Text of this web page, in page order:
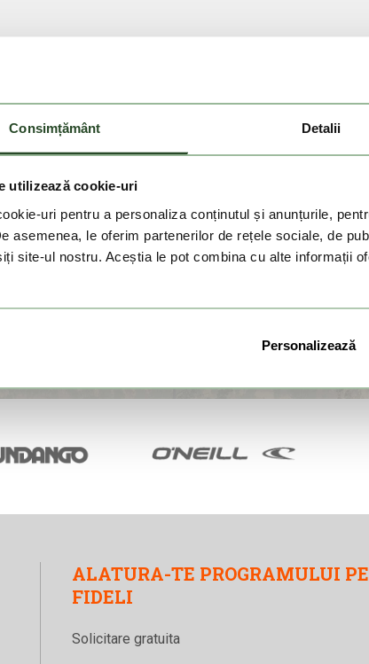
Consimțământ Detalii
utilizează cookie-uri
uri pentru a personaliza conținutul și anunțurile,
asemenea, le oferim partenerilor de rețele sociale, de
site-ul nostru. Aceștia le pot combina cu alte informații
Personalizează
Sunt de acord cu prelucrarea datelor mele personale
Trimite
ALATURA-TE PROGRAMULUI
FIDELI
Solicitare gratuita